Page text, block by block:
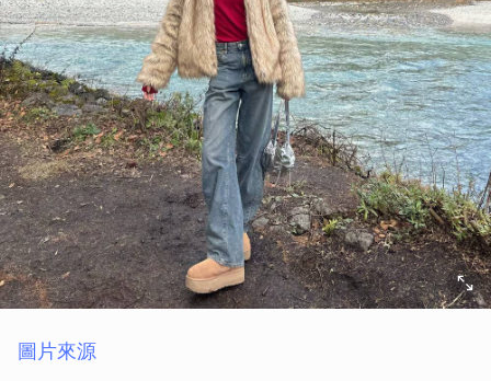
圖片來源